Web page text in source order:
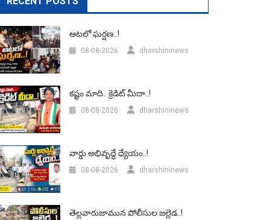
ఆటలో ఘర్షణ..!
08-08-2026 dharshininews
కష్టం మాది.. క్రెడిట్ మీదా..!
08-08-2026 dharshininews
వార్డు అభివృద్ధే ధ్యేయం..!
08-08-2026 dharshininews
తెల్లవారుజామున పోలీసుల జల్లెడ..!